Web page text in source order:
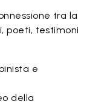
tra la
poeti, testimoni
e
della